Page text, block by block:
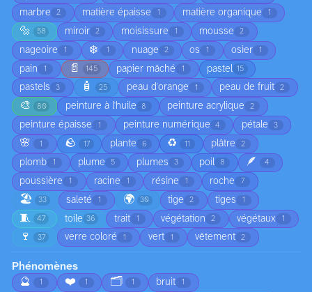
marbre 2 matière épaisse 1 matière organique 1
🔩 58 miroir 2 moisissure 1 mousse 2
nageoire 1 ❄️ 1 nuage 2 os 1 osier 1
pain 1 📄 145 papier mâché 1 pastel 15
pastels 3 🧴 25 peau d'orange 1 peau de fruit 2
🎨 80 peinture à l'huile 8 peinture acrylique 2
peinture épaisse 1 peinture numérique 4 pétale 3
🌸 1 🪨 17 plante 6 ♻️ 11 plâtre 2
plomb 1 plume 5 plumes 3 poil 8 🪶 4
poussière 1 racine 1 résine 1 roche 7
🏖️ 33 saleté 1 🌍 30 tige 2 tiges 1
🧵 47 toile 36 trait 1 végétation 2 végétaux 1
🍷 37 verre coloré 1 vert 1 vêtement 2
Phénomènes
🔮
1 ❤️ 1 🗂️ 1 bruit 1